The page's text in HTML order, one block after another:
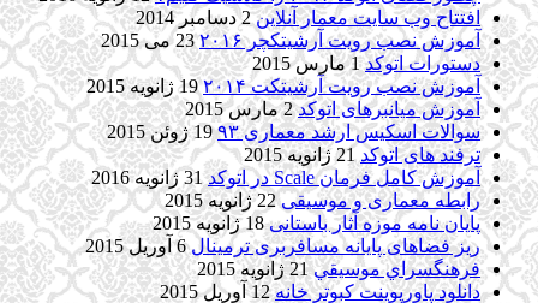
افتتاح وب سایت معمار آنلاین 2 دسامبر 2014
آموزش نصب رویت آرشیتکچر ۲۰۱۶
23 می 2015
دستورات اتوکد 1 مارس 2015
آموزش نصب رویت آرشیتکت ۲۰۱۴
19 ژانویه 2015
آموزش میانبرهای اتوکد 2 مارس 2015
سوالات اسکیس ارشد معماری ۹۳
19 ژوئن 2015
ترفند های اتوکد 21 ژانویه 2015
آموزش کامل فرمان Scale در اتوکد
31 ژانویه 2016
رابطه معماری و موسیقی 22 ژانویه 2015
پایان نامه موزه آثار باستانی 18 ژانویه 2015
ریز فضاهای پایانه مسافربری ترمینال 6 آوریل 2015
فرهنگسراي موسيقي 21 ژانویه 2015
دانلود پاورپوینت کبوتر خانه 12 آوریل 2015